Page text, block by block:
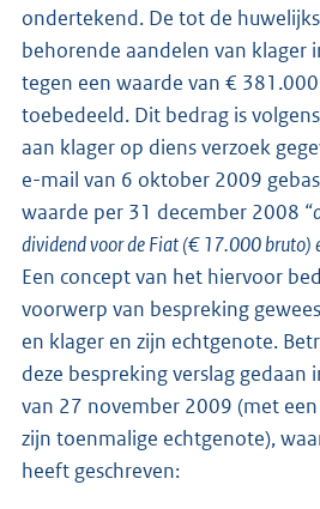
ondertekend. De tot de
behorende aandelen van klager
tegen een waarde van €
toebedeeld. Dit bedrag is
aan klager op diens verzoek
e-mail van 6 oktober 2009
waarde per 31 december 2008
dividend voor de Fiat (€ 17.000 bruto)
Een concept van het hiervoor
voorwerp van bespreking
en klager en zijn echtgenote.
deze bespreking verslag gedaan
van 27 november 2009 (met
zijn toenmalige echtgenote),
heeft geschreven: